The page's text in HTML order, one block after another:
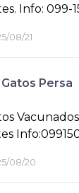
Info: 099-
08/21
Gatos Persa
08/20